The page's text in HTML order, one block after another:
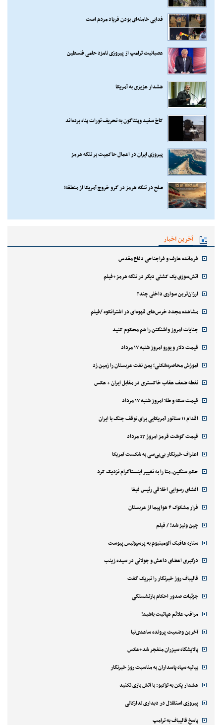
فدایی خامنه‌ای بودن فریاد مردم است
عصبانیت ترامپ از پیروزی نامزد حامی فلسطین
هشدار عزیزی به آمریکا
کاخ سفید وپنتاگون به تحریف تورات پناه برده‌اند
پیروزی ایران در اعمال حاکمیت بر تنگه هرمز
صلح در تنگه هرمز در گرو خروج آمریکا از منطقه!
آخرین اخبار
فرمانده عارف و فراجناحی دفاع مقدس
آتش‌سوزی یک کشتی دیگر در تنگه هرمز+فیلم
ارزان‌ترین سواری داخلی چند؟
مشاهده مجدد خرس‌های قهوه‌ای در اشترانکوه /فیلم
جنایات امروز واشنگتن را هم محکوم کنید
قیمت دلار و یورو امروز شنبه ۱۷ مرداد
آموزش محاصره‌شکنی؛ یمن نفت عربستان را زمین زد
نقطه ضعف عقاب خاکستری در مقابل ایران + عکس
قیمت سکه و طلا امروز شنبه ۱۷ مرداد
اقدام ۱۱ سناتور آمریکایی برای توقف جنگ با ایران
قیمت گوشت قرمز امروز 17 مرداد
اعتراف خبرنگار بی‌بی‌سی به شکست آمریکا
حکم سنگین، متا را به تغییر اینستاگرام نزدیک کرد
افشای رسوایی اخلاقی رئیس فیفا
فرار مشکوک ۴ هواپیما از عربستان
چین ونیز شد! / فیلم
ستاره هافبک آلومینیوم به پرسپولیس پیوست
درگیری اعضای داعش و جولانی در سیده زینب
قالیباف روز خبرنگار را تبریک گفت
جزئیات صدور احکام بازنشستگی
مراقب علائم هپاتیت باشید!
آخرین وضعیت پرونده ساعدی‌نیا
پالایشگاه سیزران منفجر شد+عکس
بیانیه سپاه پاسداران به مناسبت روز خبرنگار
هشدار پکن به توکیو: با آتش بازی نکنید
پیروزی استقلال در دیداری تدارکاتی
پاسخ قالیباف به ترامپ